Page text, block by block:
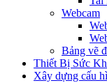
Webcam
Bảng vẽ
Thiết Bị Sức
Xây dựng cấu